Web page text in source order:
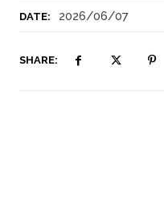
DATE: 2026/06/07
SHARE: